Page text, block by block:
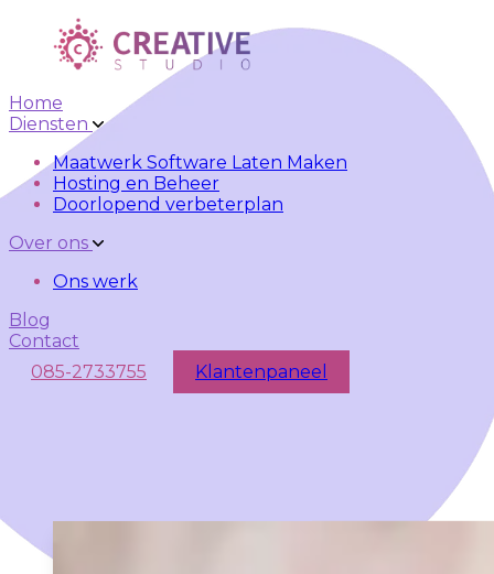
Skip to main content Skip to navigation
Home
Diensten
Maatwerk Software Laten Maken
Hosting en Beheer
Doorlopend verbeterplan
Over ons
Ons werk
Blog
Contact
085-2733755
Klantenpaneel